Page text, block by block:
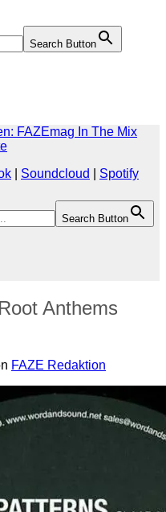
Search Button
Search Button
FAZEmag In The Mix
Soundcloud
Spotify
Anthems
FAZE Redaktion